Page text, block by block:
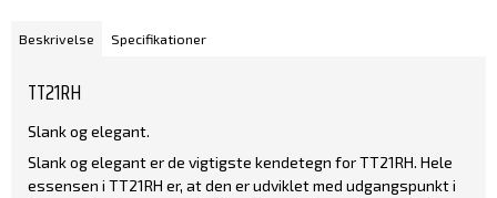
Beskrivelse Specifikationer
TT21RH
Slank og elegant.
Slank og elegant er de vigtigste kendetegn for TT21RH. Hele
essensen i TT21RH er, at den er udviklet med udgangspunkt i